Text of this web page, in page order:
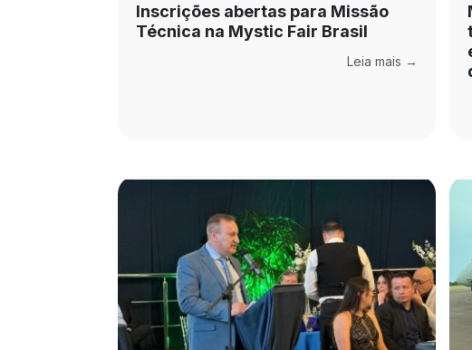
Inscrições abertas para Missão
Técnica na Mystic Fair Brasil
Leia mais →